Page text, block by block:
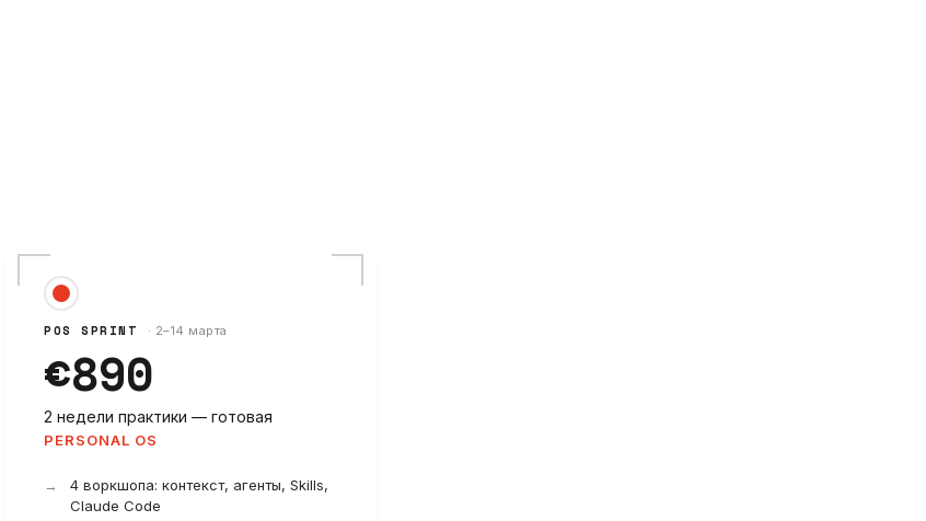
POS SPRINT · 2–14 марта
€890
2 недели практики — готовая
PERSONAL OS
4 воркшопа: контекст, агенты, Skills,
Claude Code